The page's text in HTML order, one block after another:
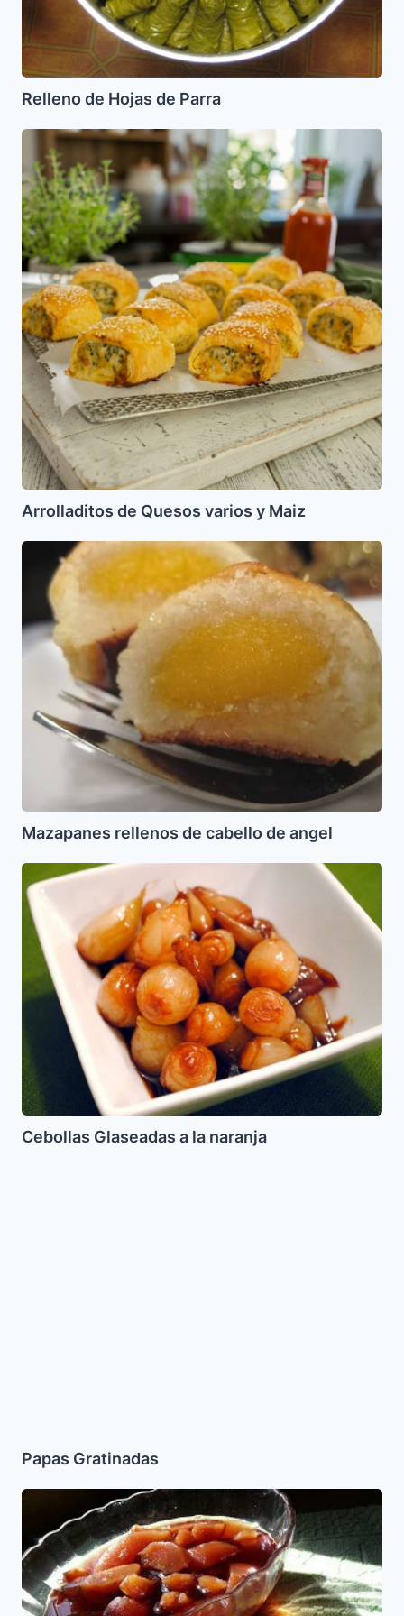
Relleno de Hojas de Parra
Arrolladitos
de
Quesos
varios
y
Maiz
Arrolladitos de Quesos varios y Maiz
Mazapanes
rellenos
cabello
de
Mazapanes rellenos de cabello de angel
Cebollas
Glaseadas
naranja
Cebollas Glaseadas a la naranja
Papas Gratinadas
Mosto
(Letuario
de
Membrillo)